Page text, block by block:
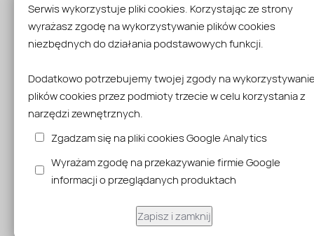
Serwis wykorzystuje pliki cookies. Korzystając ze strony
wyrażasz zgodę na wykorzystywanie plików cookies
niezbędnych do działania podstawowych funkcji.
Dodatkowo potrzebujemy twojej zgody na
plików cookies przez podmioty trzecie w celu korzystania z
narzędzi zewnętrznych.
Zgadzam się na pliki cookies Google Analytics
Wyrażam zgodę na przekazywanie firmie Google
informacji o przeglądanych produktach
Zapisz i zamknij
Profil górny
łączący
krokwie pozostają
bez profilu górnego i
są mocowane
bezpośrednio do
symetrię i wyższą
estetykę, a także
minimalizują dźwięki i
trzaski powstające
materiału.
Zabezpieczenie
taśma piankowa na
uszczelka dolna
zapewnia znacznie
odporność na
atmosferyczne w